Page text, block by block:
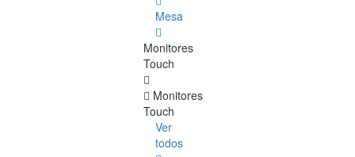
Mesa
Monitores
Touch
Monitores
Touch
Ver
todos